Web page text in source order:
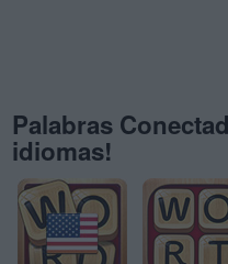
Palabras
idiomas!